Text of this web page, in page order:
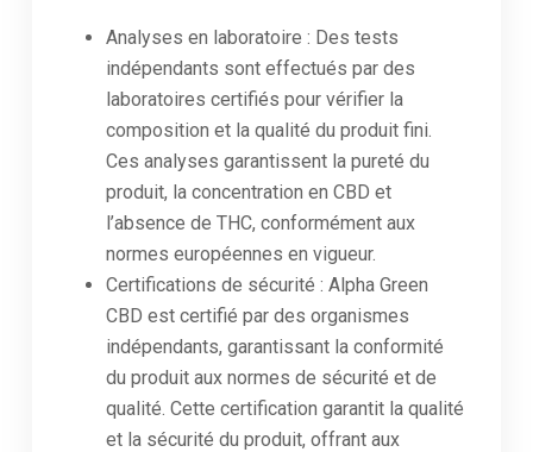
Analyses en laboratoire : Des tests
indépendants sont effectués par des
laboratoires certifiés pour vérifier la
composition et la qualité du produit fini.
Ces analyses garantissent la pureté du
produit, la concentration en CBD et
l’absence de THC, conformément aux
normes européennes en vigueur.
Certifications de sécurité : Alpha Green
CBD est certifié par des organismes
indépendants, garantissant la conformité
du produit aux normes de sécurité et de
qualité. Cette certification garantit la qualité
et la sécurité du produit, offrant aux